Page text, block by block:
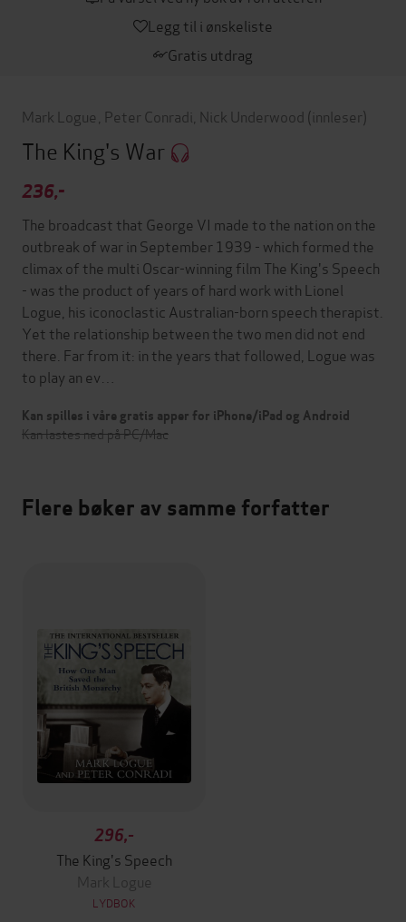
Legg til i ønskeliste
Gratis utdrag
Mark Logue Peter Conradi Nick Underwood (innleser)
The King's War
236,-
The broadcast that George VI made to the nation on the
outbreak of war in September 1939 - which formed the
climax of the multi Oscar-winning film The King's Speech
- was the product of years of hard work with Lionel
Logue, his iconoclastic Australian-born speech therapist.
Yet the relationship between the two men did not end
there. Far from it: in the years that followed, Logue was
to play an ev…
Kan spilles i våre gratis apper for iPhone/iPad og Android
Kan lastes ned på PC/Mac
Flere bøker av samme forfatter
296,-
The King's Speech
Mark Logue
LYDBOK